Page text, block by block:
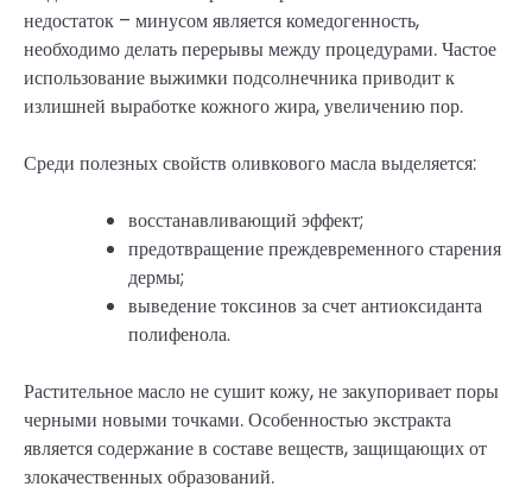
недостаток – минусом является комедогенность,
необходимо делать перерывы между процедурами. Частое
использование выжимки подсолнечника приводит к
излишней выработке кожного жира, увеличению пор.
Среди полезных свойств оливкового масла выделяется:
восстанавливающий эффект;
предотвращение преждевременного старения
дермы;
выведение токсинов за счет антиоксиданта
полифенола.
Растительное масло не сушит кожу, не закупоривает поры
черными новыми точками. Особенностью экстракта
является содержание в составе веществ, защищающих от
злокачественных образований.